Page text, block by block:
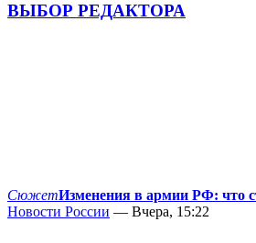
ВЫБОР РЕДАКТОРА
СюжетИзменения в армии РФ: что
Новости России — Вчера, 15:22